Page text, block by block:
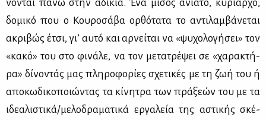
νο­νται πά­νω στην αδι­κία. Ένα μί­σος ανί­α­το, κυ­ρί­αρ­χο,
δο­μι­κό που ο Κου­ρο­σά­βα ορ­θό­τα­τα το αντι­λαμ­βά­νε­ται
ακρι­βώς έτσι, γι’ αυ­τό και αρ­νεί­ται να «ψυ­χο­λο­γή­σει» τον
«κα­κό» του στο φι­νά­λε, να τον με­τα­τρέ­ψει σε «χα­ρα­κτή­
ρα» δί­νο­ντάς μας πλη­ρο­φο­ρί­ες σχε­τι­κές με τη ζωή του ή
απο­κω­δι­κο­ποιώ­ντας τα κί­νη­τρα των πρά­ξε­ών του με τα
ιδε­α­λι­στι­κά/με­λο­δρα­μα­τι­κά ερ­γα­λεία της αστι­κής σκέ­